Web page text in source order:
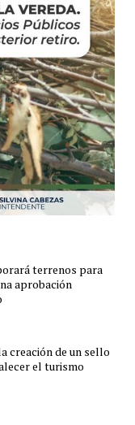
terrenos para
aprobación
creación de un sello
el turismo